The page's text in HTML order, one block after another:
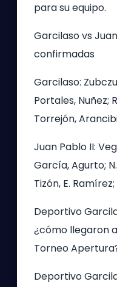
para su equipo.
Garcilaso vs
confirmadas
Garcilaso:
Portales, Nuñez;
Torrejón,
Juan Pablo II:
García, Agurto;
Tizón, E.
Deportivo
¿cómo llegaron
Torneo
Deportivo